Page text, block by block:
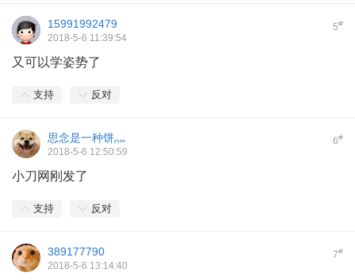
5#
15991992479
2018-5-6 11:39:54
又可以学姿势了
支持 反对
6#
思念是一种饼灬
2018-5-6 12:50:59
小刀网刚发了
支持 反对
7#
389177790
2018-5-6 13:14:40